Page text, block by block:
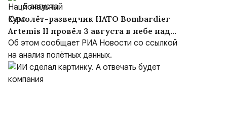
5 августа
Самолёт-разведчик НАТО Bombardier
Artemis II провёл 3 августа в небе над
Чёрным морем около девяти часов
Об этом сообщает РИА Новости со ссылкой
на анализ полётных данных.